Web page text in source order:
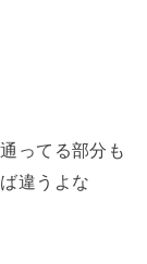
ってる部分も
違うよな